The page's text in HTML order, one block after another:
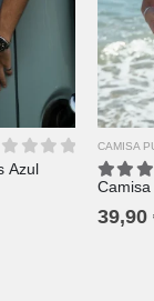
of 5
Azul
CAMISA
5.00
39,90